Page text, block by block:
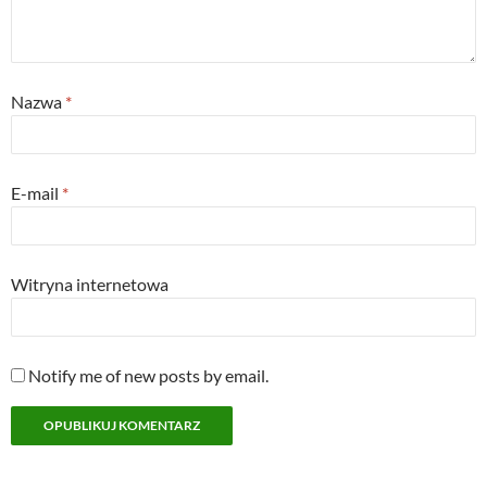
Nazwa *
E-mail *
Witryna internetowa
Notify me of new posts by email.